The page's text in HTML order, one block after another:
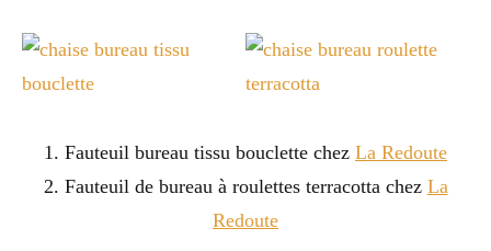
1. Fauteuil bureau tissu bouclette chez La Redoute
2. Fauteuil de bureau à roulettes terracotta chez La
Redoute